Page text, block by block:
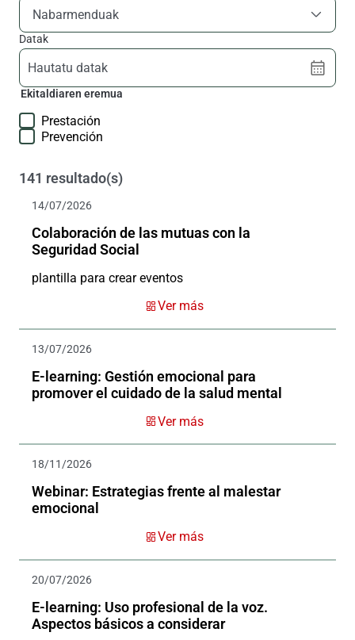
Nabarmenduak
Datak
Hautatu datak
Ekitaldiaren eremua
Prestación
Prevención
141 resultado(s)
14/07/2026
Colaboración de las mutuas con la
Seguridad Social
plantilla para crear eventos
Ver más
13/07/2026
E-learning: Gestión emocional para
promover el cuidado de la salud mental
Ver más
18/11/2026
Webinar: Estrategias frente al malestar
emocional
Ver más
20/07/2026
E-learning: Uso profesional de la voz.
Aspectos básicos a considerar